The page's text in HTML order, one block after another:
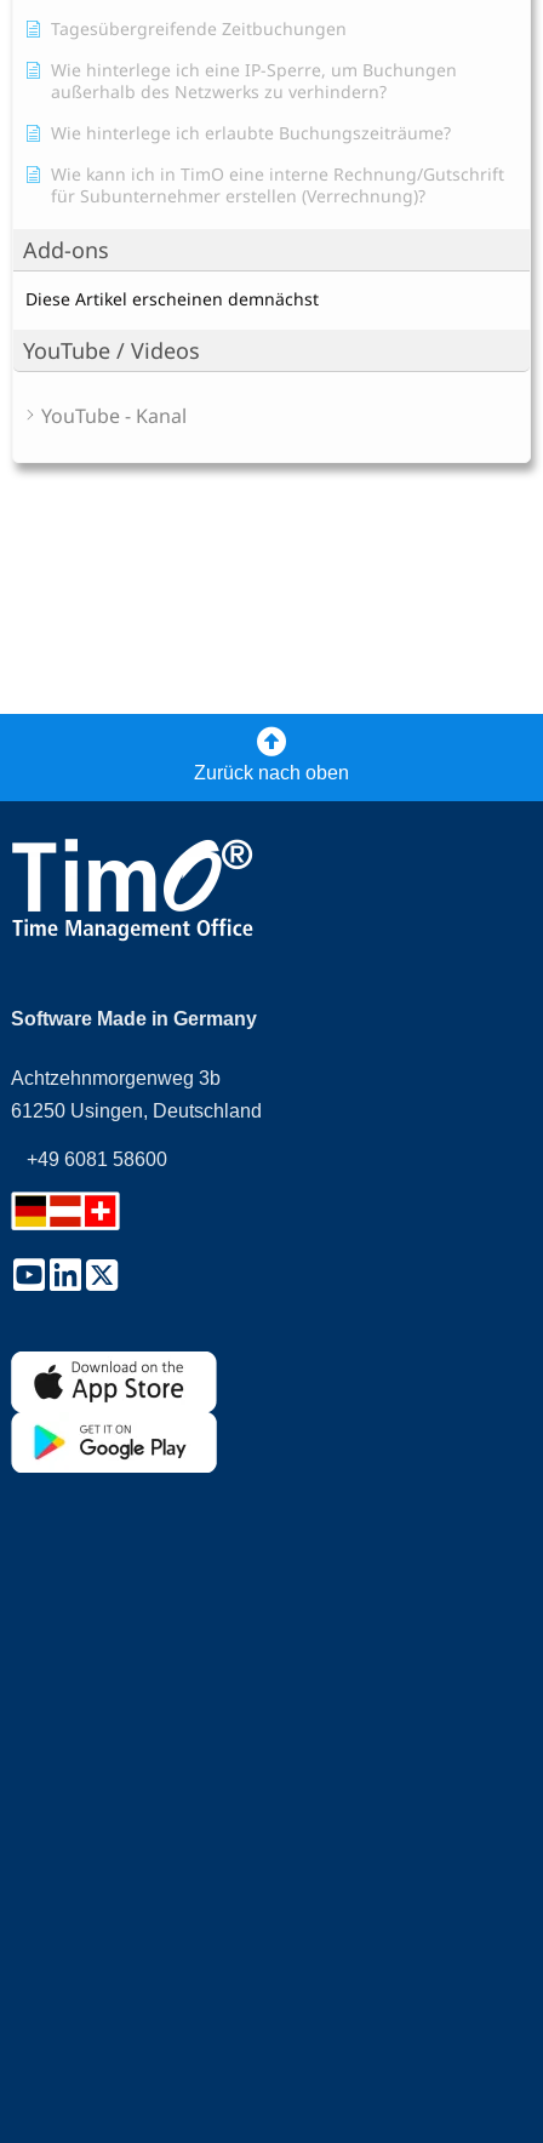
Tagesübergreifende Zeitbuchungen
Wie hinterlege ich eine IP-Sperre, um Buchungen
außerhalb des Netzwerks zu verhindern?
Wie hinterlege ich erlaubte Buchungszeiträume?
Wie kann ich in TimO eine interne Rechnung/Gutschrift
für Subunternehmer erstellen (Verrechnung)?
Add-ons
Diese Artikel erscheinen demnächst
YouTube / Videos
YouTube - Kanal
Zurück nach oben
Software Made in Germany
Achtzehnmorgenweg 3b
61250 Usingen, Deutschland
+49 6081 58600